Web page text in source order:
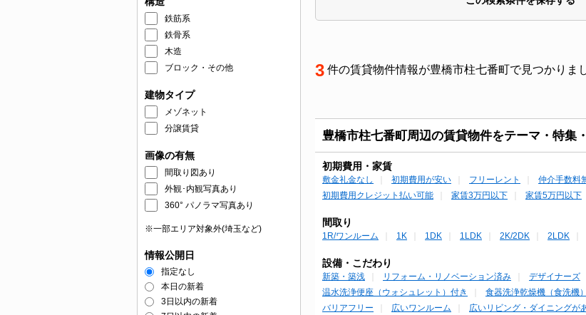
鉄筋系
鉄骨系
木造
ブロック・その他
建物タイプ
メゾネット
分譲賃貸
画像の有無
間取り図あり
外観･内観写真あり
360° パノラマ写真あり
※一部エリア対象外(埼玉など)
情報公開日
指定なし
本日の新着
3日以内の新着
3 件の賃貸物件情報が豊橋市柱七番町で見つかりま
豊橋市柱七番町周辺の賃貸物件をテーマ・特集
初期費用・家賃
敷金礼金なし 初期費用が安い フリーレント 仲介手数料
初期費用クレジット払い可能
家賃3万円以下 家賃5万円以下
間取り
1R/ワンルーム 1K 1DK 1LDK 2K/2DK 2LDK
設備・こだわり
新築・築浅 リフォーム・リノベーション済み デザイナーズ
温水洗浄便座（ウォシュレット）付き
食器洗浄乾燥機（食洗機
バリアフリー
広いワンルーム 広いリビング・ダイニングが